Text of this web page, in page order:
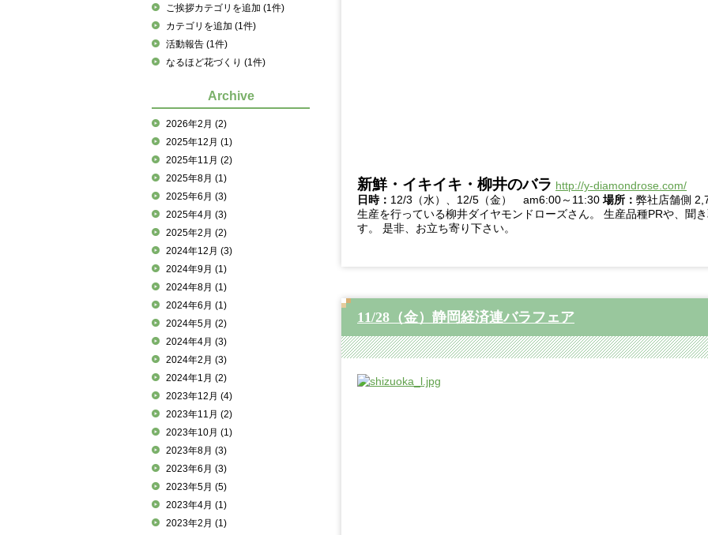
新鮮・イキイキ・柳井のバラ http://y-diamondrose.com/
日時： 12/3（水）、12/5（金） am6:00～11:30 場所： 弊社店舗側
生産を行っている柳井ダイヤモンドローズさん。 生産品種PRや、聞
す。 是非、お立ち寄り下さい。
11/28（金）静岡経済連バラフェア
ご挨拶カテゴリを追加 (1件)
カテゴリを追加 (1件)
活動報告 (1件)
なるほど花づくり (1件)
Archive
2026年2月 (2)
2025年12月 (1)
2025年11月 (2)
2025年8月 (1)
2025年6月 (3)
2025年4月 (3)
2025年2月 (2)
2024年12月 (3)
2024年9月 (1)
2024年8月 (1)
2024年6月 (1)
2024年5月 (2)
2024年4月 (3)
2024年2月 (3)
2024年1月 (2)
2023年12月 (4)
2023年11月 (2)
2023年10月 (1)
2023年8月 (3)
2023年6月 (3)
2023年5月 (5)
2023年4月 (1)
2023年2月 (1)